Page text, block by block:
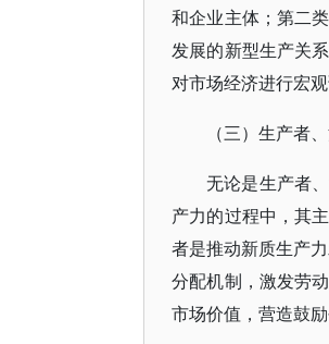
和企业主体；第二
发展的新型生产关
对市场经济进行宏观
（三）生产者
无论是生产者
产力的过程中，其
者是推动新质生产
分配机制，激发劳
市场价值，营造鼓